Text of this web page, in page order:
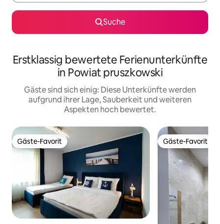
Suche
Erstklassig bewertete Ferienunterkünfte
in Powiat pruszkowski
Gäste sind sich einig: Diese Unterkünfte werden
aufgrund ihrer Lage, Sauberkeit und weiteren
Aspekten hoch bewertet.
Gäste-Favorit
Gäste-Favorit Gäste-Favorit
Gäste-Favorit